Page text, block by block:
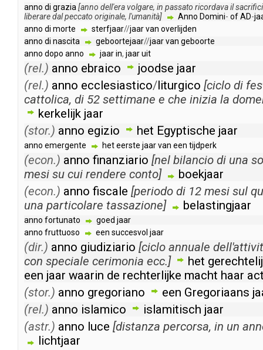
anno di grazia [anno dell'eravolgare, in passato ricordavail
liberaredalpeccato originale, l'umanità] Anno Domini- ofAD-
anno di morte sterfjaar//jaarvan overlijden
anno di nascita geboortejaar//jaarvan geboorte
anno dopo anno jaarin, jaaruit
(rel.) anno ebraico joodse jaar
(rel.) anno ecclesiastico/liturgico [ciclo di
cattolica, di 52 settimane e che inizia la
kerkelijk jaar
(stor.) anno egizio het Egyptische jaar
anno emergente heteerste jaarvan een tijdperk
(econ.) anno finanziario [nel bilancio di una
mesi su cui rendere conto]
boekjaar
(econ.) anno fiscale [periodo di 12 mesi sul
una particolare tassazione] belastingjaar
anno fortunato goed jaar
anno fruttuoso een succesvol jaar
(dir.) anno giudiziario [ciclo annuale
con speciale cerimonia ecc.] het
een jaar waarin de rechterlijke macht haar
(stor.) anno gregoriano een Gregoriaans
(rel.) anno islamico islamitisch jaar
(astr.) anno luce [distanza percorsa, in un
lichtjaar